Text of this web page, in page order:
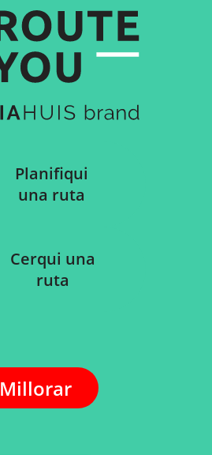
Planifiqui
una ruta
Cerqui una
ruta
Millorar